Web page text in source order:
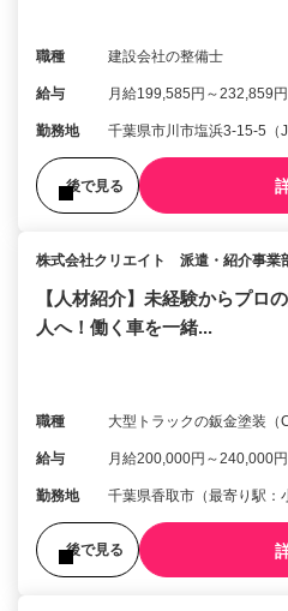
職種 建設会社の整備士
給与 月給199,585円～232,859
勤務地 千葉県市川市塩浜3-15-5（
後で見る
株式会社クリエイト 派遣・紹介事業
【人材紹介】未経験からプロ
人へ！働く車を一緒...
職種 大型トラックの鈑金塗装（
給与 月給200,000円～240,000円
勤務地 千葉県香取市（最寄り駅：
後で見る